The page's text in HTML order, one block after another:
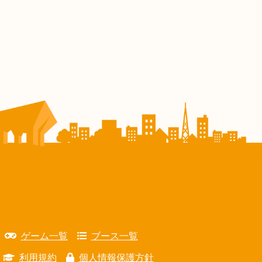
ゲーム一覧 ブース一覧
利用規約 個人情報保護方針